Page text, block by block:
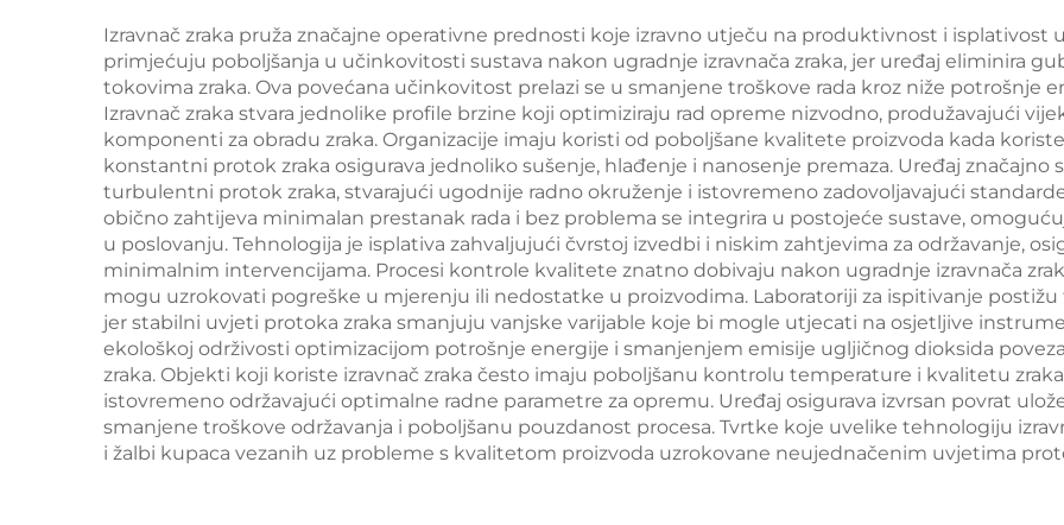
Izravnač zraka pruža značajne operativne prednosti koje izravno utječu na produktivnost i
primjećuju poboljšanja u učinkovitosti sustava nakon ugradnje izravnača zraka, jer uređaj eliminira
tokovima zraka. Ova povećana učinkovitost prelazi se u smanjene troškove rada kroz niže potrošnje
Izravnač zraka stvara jednolike profile brzine koji optimiziraju rad opreme nizvodno, produžavajući
komponenti za obradu zraka. Organizacije imaju koristi od poboljšane kvalitete proizvoda kada
konstantni protok zraka osigurava jednoliko sušenje, hlađenje i nanosenje premaza. Uređaj
turbulentni protok zraka, stvarajući ugodnije radno okruženje i istovremeno zadovoljavajući
obično zahtijeva minimalan prestanak rada i bez problema se integrira u postojeće sustave,
u poslovanju. Tehnologija je isplativa zahvaljujući čvrstoj izvedbi i niskim zahtjevima za održavanje,
minimalnim intervencijama. Procesi kontrole kvalitete znatno dobivaju nakon ugradnje izravnača
mogu uzrokovati pogreške u mjerenju ili nedostatke u proizvodima. Laboratoriji za ispitivanje
jer stabilni uvjeti protoka zraka smanjuju vanjske varijable koje bi mogle utjecati na osjetljive
ekološkoj održivosti optimizacijom potrošnje energije i smanjenjem emisije ugljičnog dioksida
zraka. Objekti koji koriste izravnač zraka često imaju poboljšanu kontrolu temperature i kvalitetu
istovremeno održavajući optimalne radne parametre za opremu. Uređaj osigurava izvrsan povrat
smanjene troškove održavanja i poboljšanu pouzdanost procesa. Tvrtke koje uvelike tehnologiju
i žalbi kupaca vezanih uz probleme s kvalitetom proizvoda uzrokovane neujednačenim uvjetima